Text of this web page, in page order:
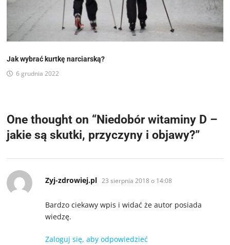
Jak wybrać kurtkę narciarską?
6 grudnia 2022
One thought on “Niedobór witaminy D –
jakie są skutki, przyczyny i objawy?”
Zyj-zdrowiej.pl pisze:
23 sierpnia 2018 o 14:08
Bardzo ciekawy wpis i widać że autor posiada
wiedzę.
Zaloguj się, aby odpowiedzieć